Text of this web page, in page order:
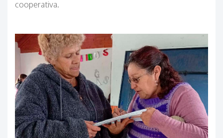
cooperativa.